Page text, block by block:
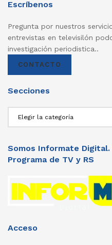
Escríbenos
Pregunta por nuestros
entrevistas en televisilón
investigación periodistica..
CONTACTO
Secciones
Somos Informate
Programa de TV y RS
Acceso